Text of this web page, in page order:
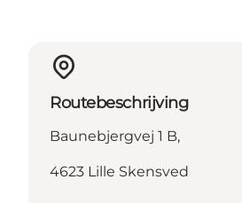
Routebeschrijving
Baunebjergvej 1 B,
4623 Lille Skensved